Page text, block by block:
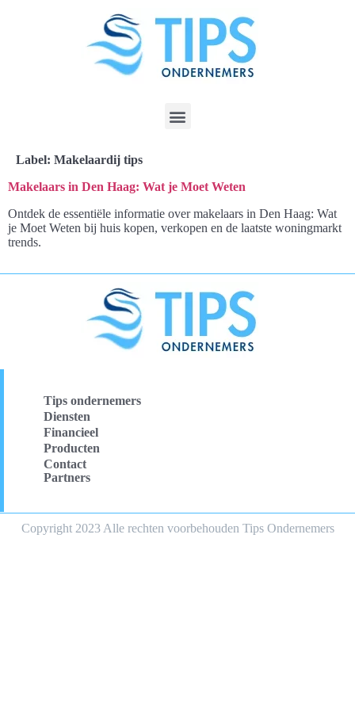
Label: Makelaardij tips
Makelaars in Den Haag: Wat je Moet Weten
Ontdek de essentiële informatie over makelaars in Den Haag: Wat
je Moet Weten bij huis kopen, verkopen en de laatste woningmarkt
trends.
Tips ondernemers
Diensten
Financieel
Producten
Contact
Partners
Copyright 2023 Alle rechten voorbehouden Tips Ondernemers